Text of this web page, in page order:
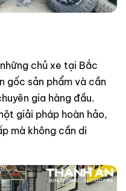
chủ xe tại Bắc
gốc sản phẩm và cần
gia hàng đầu.
giải pháp hoàn hảo,
mà không cần di